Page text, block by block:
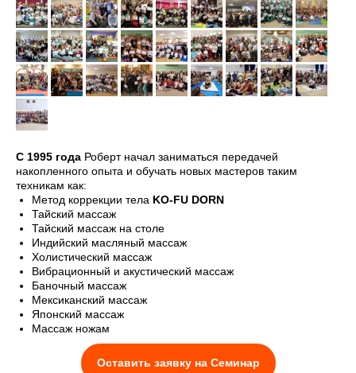
C 1995 года Роберт начал заниматься передачей
накопленного опыта и обучать новых мастеров таким
техникам как:
Метод коррекции тела KO-FU DORN
Тайский массаж
Тайский массаж на столе
Индийский масляный массаж
Холистический массаж
Вибрационный и акустический массаж
Баночный массаж
Мексиканский массаж
Японский массаж
Массаж ножам
Оставить заявку на Семинар